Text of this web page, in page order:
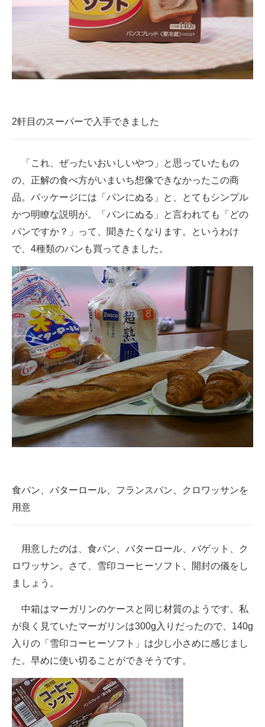
企業向けIT製品の総合サイト
IT製品の技術・比較・事例
製造業のIT導入・活用を支援
エレクトロニクス専門サイト
電子設計の基本と応用
エネルギーの専門メディア
建設×テクノロジーの最前線
ちょっと気になるネットの話題
2軒目のスーパーで入手できました
「これ、ぜったいおいしいやつ」と思っていたもの
の、正解の食べ方がいまいち想像できなかったこの商
品。パッケージには「パンにぬる」と、とてもシンプル
かつ明瞭な説明が。「パンにぬる」と言われても「どの
パンですか？」って、聞きたくなります。というわけ
で、4種類のパンも買ってきました。
食パン、バターロール、フランスパン、クロワッサンを
用意
用意したのは、食パン、バターロール、バゲット、ク
ロワッサン。さて、雪印コーヒーソフト、開封の儀をし
ましょう。
中箱はマーガリンのケースと同じ材質のようです。私
が良く見ていたマーガリンは300g入りだったので、140g
入りの「雪印コーヒーソフト」は少し小さめに感じまし
た。早めに使い切ることができそうです。